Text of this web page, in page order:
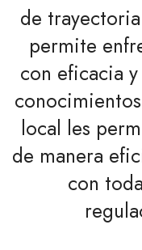
de
permite
con eficacia
local les
de manera
con